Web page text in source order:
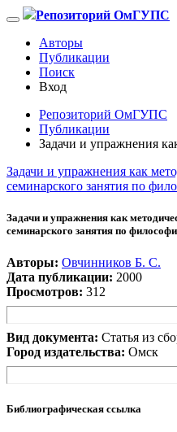
Репозиторий ОмГУПС
Авторы
Публикации
Поиск
Вход
Репозиторий ОмГУПС
Публикации
Задачи и упражнения
Задачи и упражнения как
семинарского занятия по
Задачи и упражнения как
семинарского занятия по
Авторы: Овчинников Б. С.
Дата публикации: 2000
Просмотров: 312
Вид документа: Статья из
Город издательства: Омск
Библиографическая ссылка